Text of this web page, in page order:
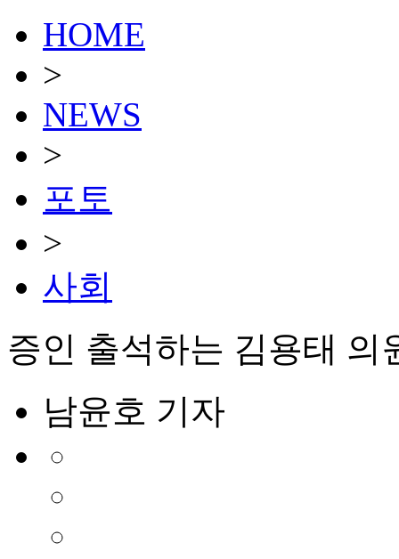
HOME
>
NEWS
>
포토
>
사회
증인 출석하는 김용태 의
남윤호 기자